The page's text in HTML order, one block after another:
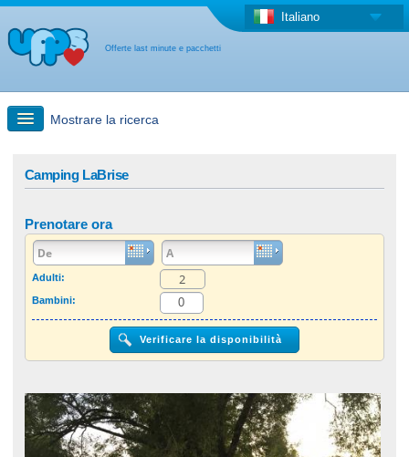
Offerte last minute e pacchetti
Italiano
Mostrare la ricerca
Offerta last minute + Offerta forfettaria
Altro paese
Camping LaBrise
Prenotare ora
Adulti:
Bambini: